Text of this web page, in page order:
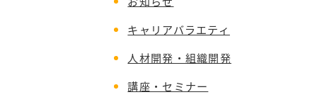
キャリアバラエティ
人材開発・組織開発
講座・セミナー